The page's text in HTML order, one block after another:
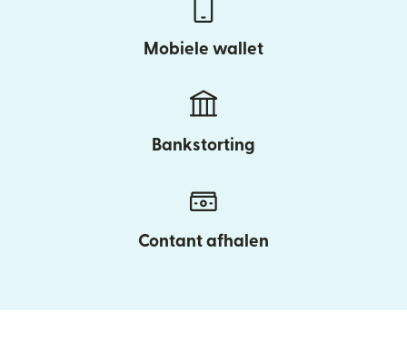
Mobiele wallet
Bankstorting
Contant afhalen